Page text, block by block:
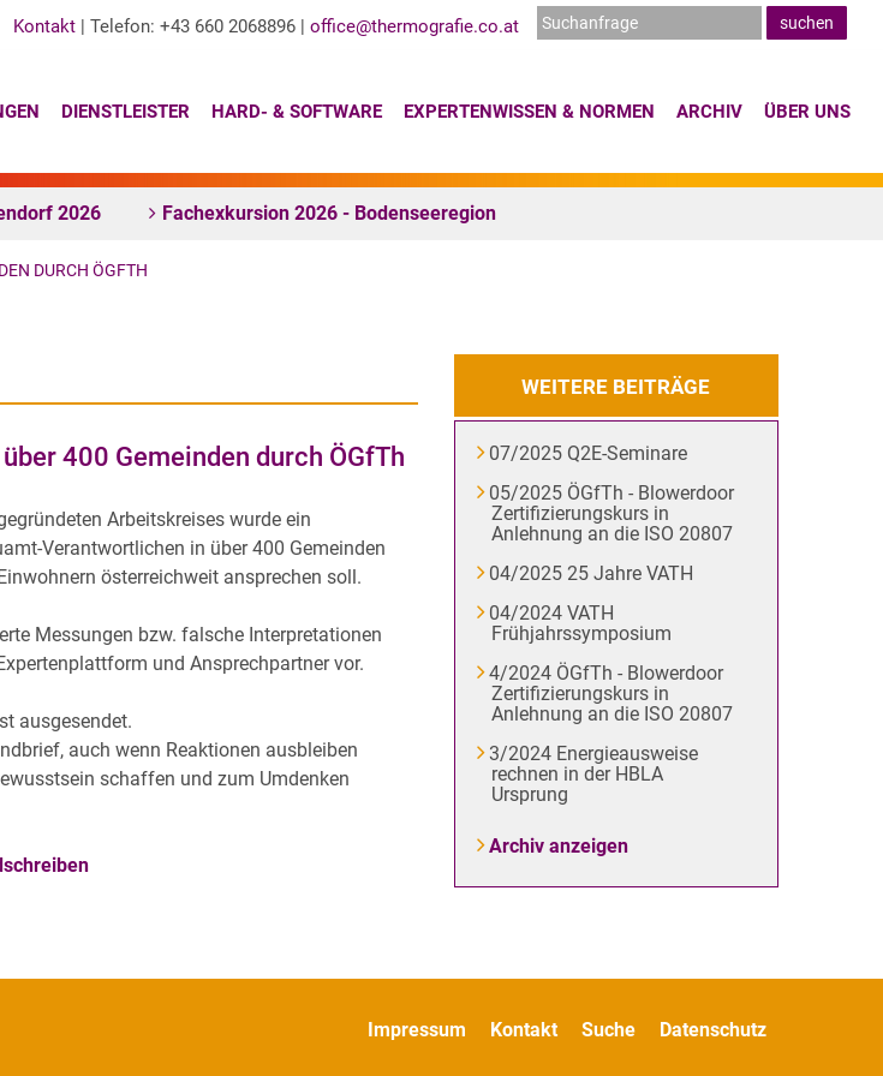
Kontakt | Telefon: +43 660 2068896 | office@thermografie.co.at
DIENSTLEISTER HARD- & SOFTWARE EXPERTENWISSEN & NORMEN ARCHIV ÜBER UNS
2026 Fachexkursion 2026 - Bodenseeregion
DURCH ÖGFTH
400 Gemeinden durch ÖGfTh
Arbeitskreises wurde ein
Verantwortlichen in über 400 Gemeinden
österreichweit ansprechen soll.
Messungen bzw. falsche Interpretationen
und Ansprechpartner vor.
ausgesendet.
auch wenn Reaktionen ausbleiben
schaffen und zum Umdenken
WEITERE BEITRÄGE
07/2025 Q2E-Seminare
05/2025 ÖGfTh - Blowerdoor
Zertifizierungskurs in
Anlehnung an die ISO 20807
04/2025 25 Jahre VATH
04/2024 VATH
Frühjahrssymposium
4/2024 ÖGfTh - Blowerdoor
Zertifizierungskurs in
Anlehnung an die ISO 20807
3/2024 Energieausweise
rechnen in der HBLA
Ursprung
Archiv anzeigen
Impressum Kontakt Suche Datenschutz